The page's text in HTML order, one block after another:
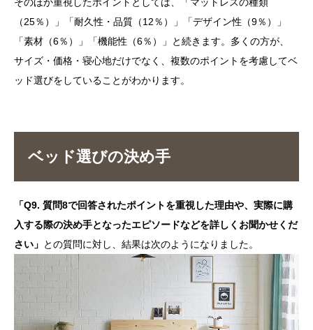
（25％）」「耐久性・品質（12％）」「デザイン性（9％）」
「素材（6％）」「機能性（6％）」と続きます。多くの方が、
サイズ・価格・寝心地だけでなく、複数のポイントを考慮してベ
ッド選びをしていることがわかります。
ベッド選びの決め手
「Q9. 質問8で回答されたポイントを重視した理由や、実際に購
入する際の決め手となったエピソードなどを詳しくお聞かせくだ
さい」 との質問に対し、結果は次のようになりました。